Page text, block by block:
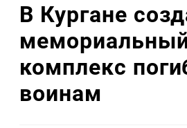
В Кургане
комплекс
воинам